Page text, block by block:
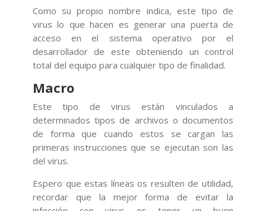
Como su propio nombre indica, este tipo de
virus lo que hacen es generar una puerta de
acceso en el sistema operativo por el
desarrollador de este obteniendo un control
total del equipo para cualquier tipo de finalidad.
Macro
Este tipo de virus están vinculados a
determinados tipos de archivos o documentos
de forma que cuando estos se cargan las
primeras instrucciones que se ejecutan son las
del virus.
Espero que estas líneas os resulten de utilidad,
recordar que la mejor forma de evitar la